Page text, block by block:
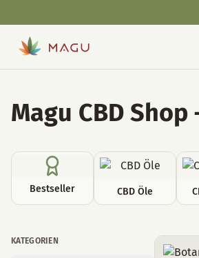
Magu CBD
Bestseller CBD Öle
KATEGORIEN